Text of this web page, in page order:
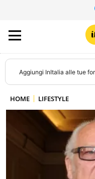
Aggiungi InItalia alle tue
HOME LIFESTYLE